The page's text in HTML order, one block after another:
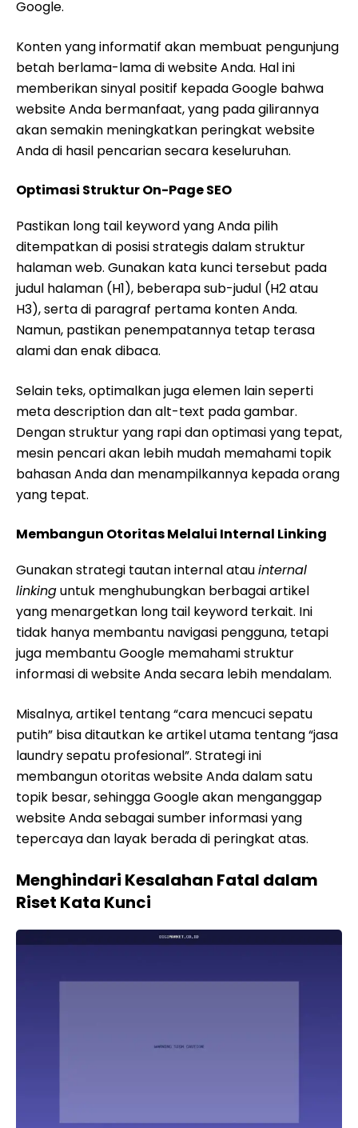
Google.
Konten yang informatif akan membuat pengunjung
betah berlama-lama di website Anda. Hal ini
memberikan sinyal positif kepada Google bahwa
website Anda bermanfaat, yang pada gilirannya
akan semakin meningkatkan peringkat website
Anda di hasil pencarian secara keseluruhan.
Optimasi Struktur On-Page SEO
Pastikan long tail keyword yang Anda pilih
ditempatkan di posisi strategis dalam struktur
halaman web. Gunakan kata kunci tersebut pada
judul halaman (H1), beberapa sub-judul (H2 atau
H3), serta di paragraf pertama konten Anda.
Namun, pastikan penempatannya tetap terasa
alami dan enak dibaca.
Selain teks, optimalkan juga elemen lain seperti
meta description dan alt-text pada gambar.
Dengan struktur yang rapi dan optimasi yang tepat,
mesin pencari akan lebih mudah memahami topik
bahasan Anda dan menampilkannya kepada orang
yang tepat.
Membangun Otoritas Melalui Internal Linking
Gunakan strategi tautan internal atauinternal
linkinguntuk menghubungkan berbagai artikel
yang menargetkan long tail keyword terkait. Ini
tidak hanya membantu navigasi pengguna, tetapi
juga membantu Google memahami struktur
informasi di website Anda secara lebih mendalam.
Misalnya, artikel tentang “cara mencuci sepatu
putih” bisa ditautkan ke artikel utama tentang “jasa
laundry sepatu profesional”. Strategi ini
membangun otoritas website Anda dalam satu
topik besar, sehingga Google akan menganggap
website Anda sebagai sumber informasi yang
tepercaya dan layak berada di peringkat atas.
Menghindari Kesalahan Fatal dalam
Riset Kata Kunci